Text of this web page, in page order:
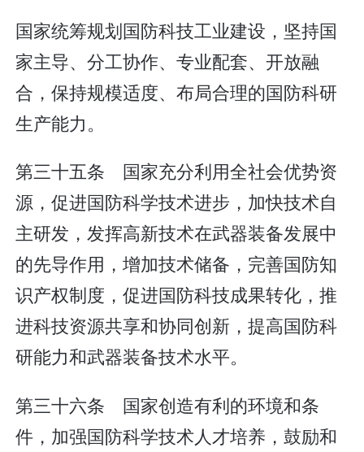
国家统筹规划国防科技工业建设，坚持国
家主导、分工协作、专业配套、开放融
合，保持规模适度、布局合理的国防科研
生产能力。
第三十五条 国家充分利用全社会优势资
源，促进国防科学技术进步，加快技术自
主研发，发挥高新技术在武器装备发展中
的先导作用，增加技术储备，完善国防知
识产权制度，促进国防科技成果转化，推
进科技资源共享和协同创新，提高国防科
研能力和武器装备技术水平。
第三十六条 国家创造有利的环境和条
件，加强国防科学技术人才培养，鼓励和